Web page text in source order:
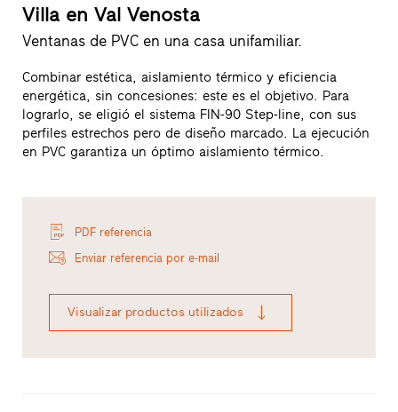
Villa en Val Venosta
Ventanas de PVC en una casa unifamiliar.
Combinar estética, aislamiento térmico y eficiencia
energética, sin concesiones: este es el objetivo. Para
lograrlo, se eligió el sistema FIN-90 Step-line, con sus
perfiles estrechos pero de diseño marcado. La ejecución
en PVC garantiza un óptimo aislamiento térmico.
PDF referencia
Enviar referencia por e-mail
Visualizar productos utilizados